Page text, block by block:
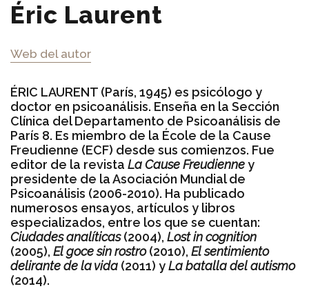
Éric Laurent
Web del autor
ÉRIC LAURENT (París, 1945) es psicólogo y
doctor en psicoanálisis. Enseña en la Sección
Clínica del Departamento de Psicoanálisis de
París 8. Es miembro de la École de la Cause
Freudienne (ECF) desde sus comienzos. Fue
editor de la revista La Cause Freudienney
presidente de la Asociación Mundial de
Psicoanálisis (2006-2010). Ha publicado
numerosos ensayos, artículos y libros
especializados, entre los que se cuentan:
Ciudades analíticas(2004), Lost in cognition
(2005), El goce sin rostro(2010), El sentimiento
delirante de la vida (2011) yLa batalla del autismo
(2014).